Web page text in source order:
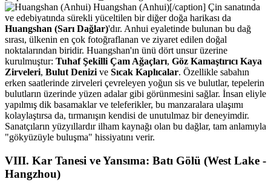
Huangshan (Anhui)[/caption] Çin sanatında
ve edebiyatında sürekli yüceltilen bir diğer doğa harikası da
Huangshan (Sarı Dağlar)'dır. Anhui eyaletinde bulunan bu dağ
sırası, ülkenin en çok fotoğraflanan ve ziyaret edilen doğal
noktalarından biridir. Huangshan'ın ünü dört unsur üzerine
kurulmuştur: Tuhaf Şekilli Çam Ağaçları, Göz Kamaştırıcı Kaya
Zirveleri, Bulut Denizi ve Sıcak Kaplıcalar. Özellikle sabahın
erken saatlerinde zirveleri çevreleyen yoğun sis ve bulutlar, tepelerin
bulutların üzerinde yüzen adalar gibi görünmesini sağlar. İnsan eliyle
yapılmış dik basamaklar ve teleferikler, bu manzaralara ulaşımı
kolaylaştırsa da, tırmanışın kendisi de unutulmaz bir deneyimdir.
Sanatçıların yüzyıllardır ilham kaynağı olan bu dağlar, tam anlamıyla
"gökyüzüyle buluşma" hissiyatını verir.
VIII. Kar Tanesi ve Yansıma: Batı Gölü (West Lake -
Hangzhou)